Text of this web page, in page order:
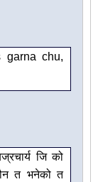
garna chu,
जि को
त भनेको त